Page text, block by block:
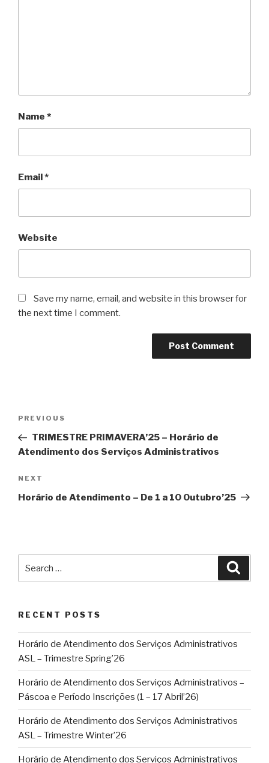
Name *
Email*
Website
Save my name, email, and website in this browser for
the next time I comment.
Previous
Post
PREVIOUS
TRIMESTRE PRIMAVERA’25 – Horário de
Atendimento dos Serviços Administrativos
Next
Post
NEXT
Horário de Atendimento – De 1 a 10 Outubro’25
for:
RECENT POSTS
Horário de Atendimento dos Serviços Administrativos
ASL – Trimestre Spring’26
Horário de Atendimento dos Serviços Administrativos –
Páscoa e Período Inscrições (1 – 17 Abril’26)
Horário de Atendimento dos Serviços Administrativos
ASL – Trimestre Winter’26
Horário de Atendimento dos Serviços Administrativos